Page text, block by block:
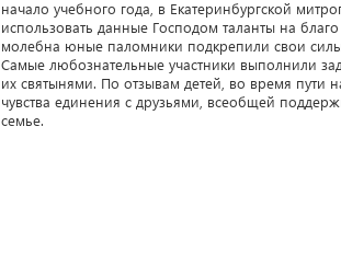
начало учебного года, в Екатеринбургской
использовать данные Господом таланты на
молебна юные паломники подкрепили свои
Самые любознательные участники выполнили
их святынями. По отзывам детей, во время пути
чувства единения с друзьями, всеобщей
семье.